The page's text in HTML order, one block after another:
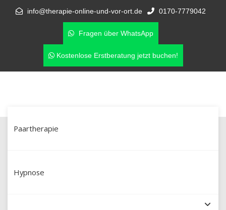
info@therapie-online-und-vor-ort.de 0170-7779042
Fragen über WhatsApp
Kostenlose Erstberatung jetzt buchen!
Paartherapie
HypnoseAschersleben & online –